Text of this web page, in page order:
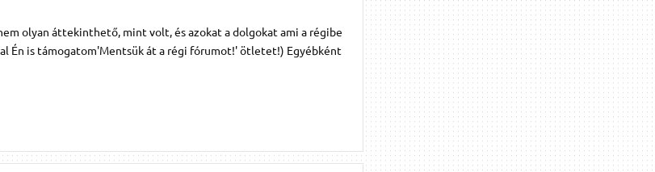
olyan áttekinthető, mint volt, és azokat a dolgokat ami a régibe
Én is támogatom'Mentsük át a régi fórumot!' ötletet!) Egyébként